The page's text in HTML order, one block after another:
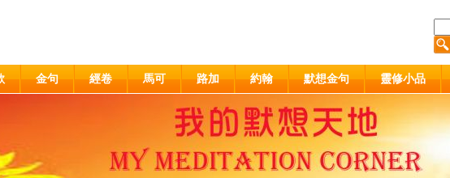
金句 經卷 馬可 路加 約翰 默想金句 靈修小品